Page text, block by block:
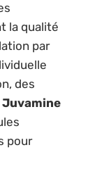
la qualité
par
des
Juvamine
pour